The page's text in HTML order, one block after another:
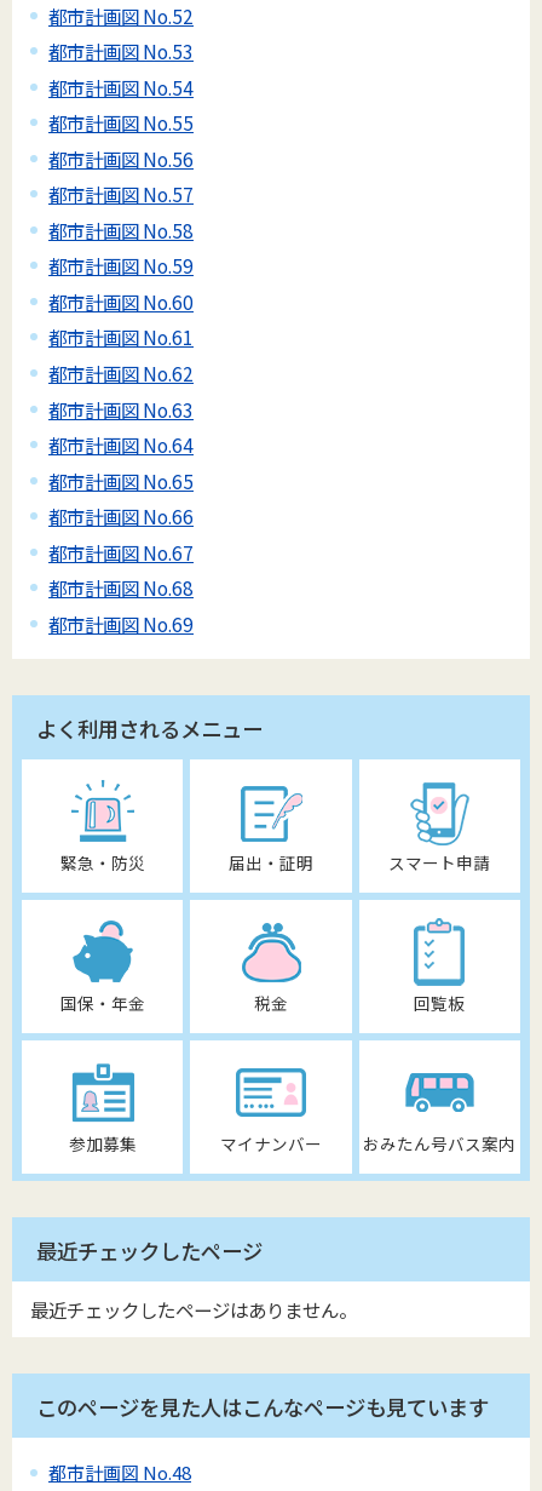
都市計画図 No.52
都市計画図 No.53
都市計画図 No.54
都市計画図 No.55
都市計画図 No.56
都市計画図 No.57
都市計画図 No.58
都市計画図 No.59
都市計画図 No.60
都市計画図 No.61
都市計画図 No.62
都市計画図 No.63
都市計画図 No.64
都市計画図 No.65
都市計画図 No.66
都市計画図 No.67
都市計画図 No.68
都市計画図 No.69
よく利用されるメニュー
緊急・防災 届出・証明 スマート申請
国保・年金 税金 回覧板
参加募集 マイナンバー おみたん号バス案内
最近チェックしたページ
最近チェックしたページはありません。
このページを見た人はこんなページも見ています
都市計画図 No.48